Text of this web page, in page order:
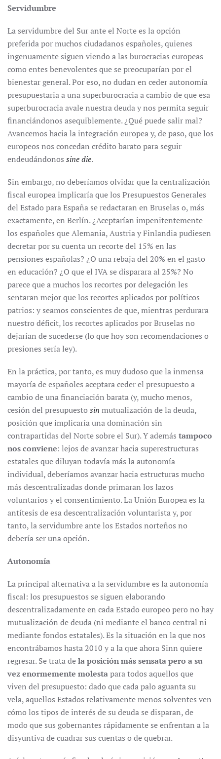
Servidumbre
La servidumbre del Sur ante el Norte es la opción
preferida por muchos ciudadanos españoles, quienes
ingenuamente siguen viendo a las burocracias europeas
como entes benevolentes que se preocuparían por el
bienestar general. Por eso, no dudan en ceder autonomía
presupuestaria a una superburocracia a cambio de que esa
superburocracia avale nuestra deuda y nos permita seguir
financiándonos asequiblemente. ¿Qué puede salir mal?
Avancemos hacia la integración europea y, de paso, que los
europeos nos concedan crédito barato para seguir
endeudándonos sine die.
Sin embargo, no deberíamos olvidar que la centralización
fiscal europea implicaría que los Presupuestos Generales
del Estado para España se redactaran en Bruselas o, más
exactamente, en Berlín. ¿Aceptarían impenitentemente
los españoles que Alemania, Austria y Finlandia pudiesen
decretar por su cuenta un recorte del 15% en las
pensiones españolas? ¿O una rebaja del 20% en el gasto
en educación? ¿O que el IVA se disparara al 25%? No
parece que a muchos los recortes por delegación les
sentaran mejor que los recortes aplicados por políticos
patrios: y seamos conscientes de que, mientras perdurara
nuestro déficit, los recortes aplicados por Bruselas no
dejarían de sucederse (lo que hoy son recomendaciones o
presiones sería ley).
En la práctica, por tanto, es muy dudoso que la inmensa
mayoría de españoles aceptara ceder el presupuesto a
cambio de una financiación barata (y, mucho menos,
cesión del presupuesto sin mutualización de la deuda,
posición que implicaría una dominación sin
contrapartidas del Norte sobre el Sur). Y además tampoco
nos conviene: lejos de avanzar hacia superestructuras
estatales que diluyan todavía más la autonomía
individual, deberíamos avanzar hacia estructuras mucho
más descentralizadas donde primaran los lazos
voluntarios y el consentimiento. La Unión Europea es la
antítesis de esa descentralización voluntarista y, por
tanto, la servidumbre ante los Estados norteños no
debería ser una opción.
Autonomía
La principal alternativa a la servidumbre es la autonomía
fiscal: los presupuestos se siguen elaborando
descentralizadamente en cada Estado europeo pero no hay
mutualización de deuda (ni mediante el banco central ni
mediante fondos estatales). Es la situación en la que nos
encontrábamos hasta 2010 y a la que ahora Sinn quiere
regresar. Se trata dela posición más sensata pero a su
vez enormemente molestapara todos aquellos que
viven del presupuesto: dado que cada palo aguanta su
vela, aquellos Estados relativamente menos solventes ven
cómo los tipos de interés de su deuda se disparan, de
modo que sus gobernantes rápidamente se enfrentan a la
disyuntiva de cuadrar sus cuentas o de quebrar.